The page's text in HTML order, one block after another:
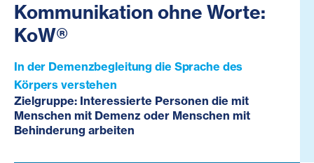
Kommunikation ohne Worte:
KoW®
In der Demenzbegleitung die Sprache des
Körpers verstehen
Zielgruppe: Interessierte Personen die mit
Menschen mit Demenz oder Menschen mit
Behinderung arbeiten